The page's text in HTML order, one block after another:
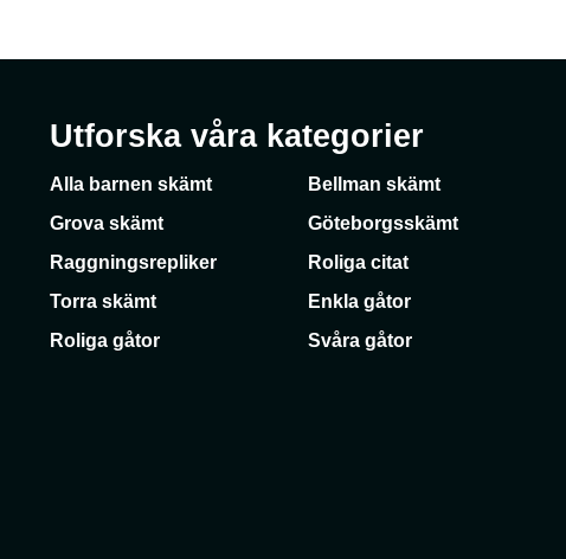
Utforska våra kategorier
Alla barnen skämt Bellman skämt
Grova skämt
Göteborgsskämt
Raggningsrepliker
Roliga citat
Torra skämt
Enkla gåtor
Roliga gåtor
Svåra gåtor